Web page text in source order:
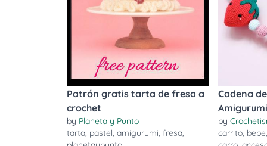
Patrón gratis tarta de fresa a
crochet
by Planeta y Punto
tarta, pastel, amigurumi, fresa,
Cadena
Amigurumi
by
carrito, bebe